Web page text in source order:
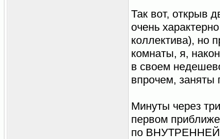
Так вот, открыв
очень
коллектива), но
комнаты, я,
в своем
впрочем,
Минуты через
первом
по ВНУТРЕННЕЙ